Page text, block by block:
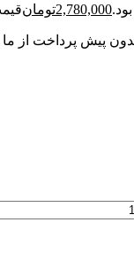
2,780,000تومانقیمت
پیش پرداخت از